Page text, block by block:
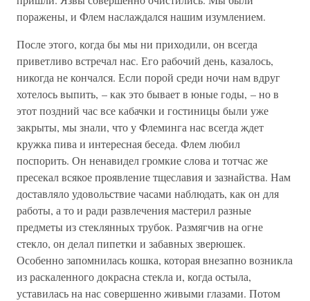
поражены, и Флем наслаждался нашим изумлением.
После этого, когда бы мы ни приходили, он всегда
приветливо встречал нас. Его рабочий день, казалось,
никогда не кончался. Если порой среди ночи нам вдруг
хотелось выпить, – как это бывает в юные годы, – но в
этот поздний час все кабачки и гостиницы были уже
закрыты, мы знали, что у Флеминга нас всегда ждет
кружка пива и интересная беседа. Флем любил
поспорить. Он ненавидел громкие слова и тотчас же
пресекал всякое проявление тщеславия и зазнайства. Нам
доставляло удовольствие часами наблюдать, как он для
работы, а то и ради развлечения мастерил разные
предметы из стеклянных трубок. Размягчив на огне
стекло, он делал пипетки и забавных зверюшек.
Особенно запомнилась кошка, которая внезапно возникла
из раскаленного докрасна стекла и, когда остыла,
уставилась на нас совершенно живыми глазами. Потом